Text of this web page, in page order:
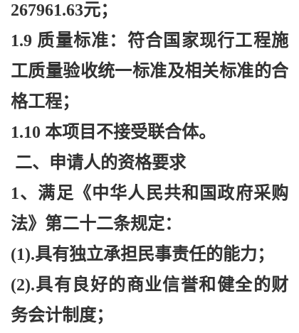
267961.63元；
1.9 质量标准：符合国家现行工程施
工质量验收统一标准及相关标准的合
格工程；
1.10 本项目不接受联合体。
二、申请人的资格要求
1、满足《中华人民共和国政府采购
法》第二十二条规定：
(1).具有独立承担民事责任的能力；
(2).具有良好的商业信誉和健全的财
务会计制度；